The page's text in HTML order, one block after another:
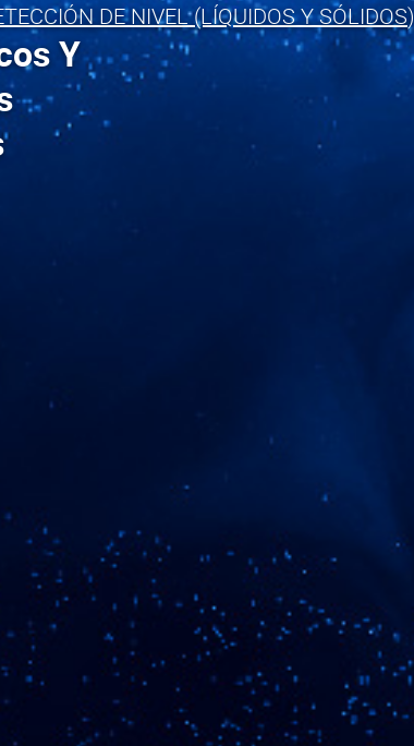
DE NIVEL (LÍQUIDOS Y SÓLIDOS)
Y